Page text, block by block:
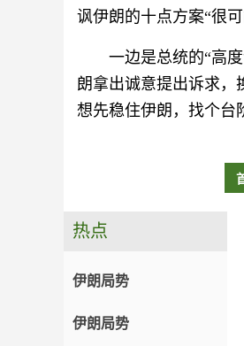
讽伊朗的十点方案“很
一边是总统的“高
朗拿出诚意提出诉求，
想先稳住伊朗，找个台
热点
伊朗局势
伊朗局势